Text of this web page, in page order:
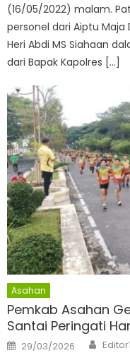
(16/05/2022) malam.
personel dari Aiptu Maja
Heri Abdi MS Siahaan
dari Bapak Kapolres […]
Asahan
Pemkab Asahan
Santai Peringati
Posted
on
29/03/2026 Author
Editor1